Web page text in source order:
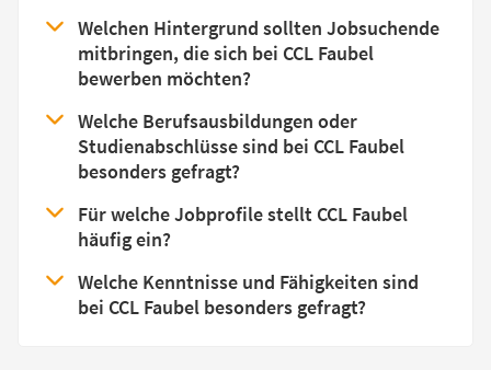
Welchen Hintergrund sollten Jobsuchende
mitbringen, die sich bei CCL Faubel
bewerben möchten?
Welche Berufsausbildungen oder
Studienabschlüsse sind bei CCL Faubel
besonders gefragt?
Für welche Jobprofile stellt CCL Faubel
häufig ein?
Welche Kenntnisse und Fähigkeiten sind
bei CCL Faubel besonders gefragt?